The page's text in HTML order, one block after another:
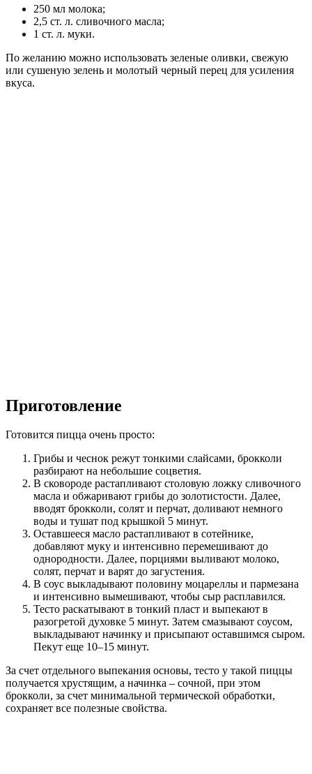
250 мл молока;
2,5 ст. л. сливочного масла;
1 ст. л. муки.
По желанию можно использовать зеленые оливки, свежую
или сушеную зелень и молотый черный перец для усиления
вкуса.
Приготовление
Готовится пицца очень просто:
Грибы и чеснок режут тонкими слайсами, брокколи
разбирают на небольшие соцветия.
В сковороде растапливают столовую ложку сливочного
масла и обжаривают грибы до золотистости. Далее,
вводят брокколи, солят и перчат, доливают немного
воды и тушат под крышкой 5 минут.
Оставшееся масло растапливают в сотейнике,
добавляют муку и интенсивно перемешивают до
однородности. Далее, порциями выливают молоко,
солят, перчат и варят до загустения.
В соус выкладывают половину моцареллы и пармезана
и интенсивно вымешивают, чтобы сыр расплавился.
Тесто раскатывают в тонкий пласт и выпекают в
разогретой духовке 5 минут. Затем смазывают соусом,
выкладывают начинку и присыпают оставшимся сыром.
Пекут еще 10–15 минут.
За счет отдельного выпекания основы, тесто у такой пиццы
получается хрустящим, а начинка – сочной, при этом
брокколи, за счет минимальной термической обработки,
сохраняет все полезные свойства.